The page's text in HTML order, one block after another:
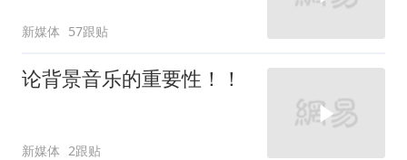
新媒体 57跟贴
论背景音乐的重要性！！
新媒体 2跟贴